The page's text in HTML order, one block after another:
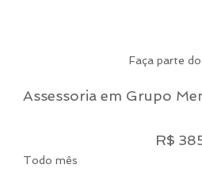
Faça parte
Assessoria em Grupo
R$
Todo mês